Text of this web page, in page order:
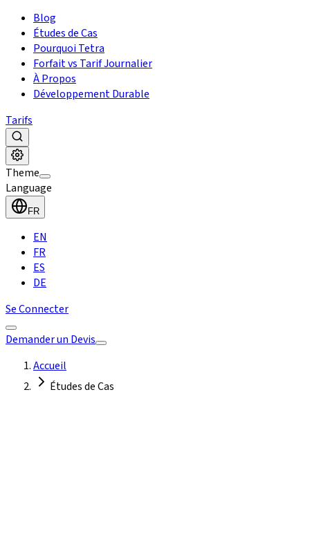
Blog
Études de Cas
Pourquoi Tetra
Forfait vs Tarif Journalier
À Propos
Développement Durable
Tarifs
Theme
Language
FR
EN
FR
ES
DE
Se Connecter
Demander un Devis
Accueil
Études de Cas